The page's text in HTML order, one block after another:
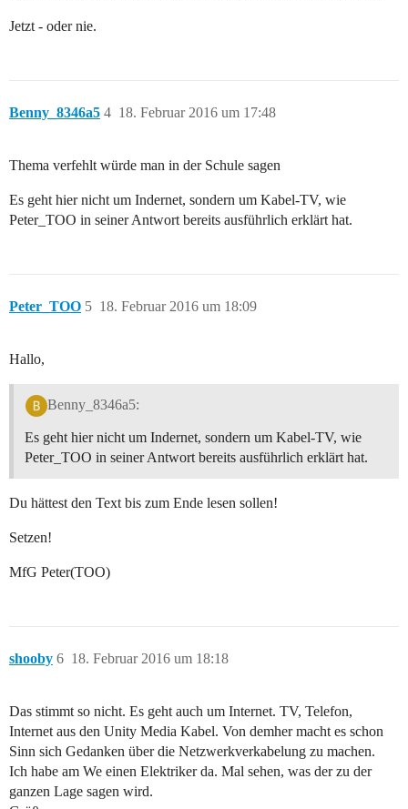
Jetzt - oder nie.
Benny_8346a5 18. Februar 2016 um 17:48
4
Thema verfehlt würde man in der Schule sagen
Es geht hier nicht um Indernet, sondern um Kabel-TV, wie
Peter_TOO in seiner Antwort bereits ausführlich erklärt hat.
Peter_TOO 18. Februar 2016 um 18:09
5
Hallo,
Benny_8346a5:
Es geht hier nicht um Indernet, sondern um Kabel-TV, wie
Peter_TOO in seiner Antwort bereits ausführlich erklärt hat.
Du hättest den Text bis zum Ende lesen sollen!
Setzen!
MfG Peter(TOO)
shooby 18. Februar 2016 um 18:18
6
Das stimmt so nicht. Es geht auch um Internet. TV, Telefon,
Internet aus den Unity Media Kabel. Von demher macht es schon
Sinn sich Gedanken über die Netzwerkverkabelung zu machen.
Ich habe am We einen Elektriker da. Mal sehen, was der zu der
ganzen Lage sagen wird.